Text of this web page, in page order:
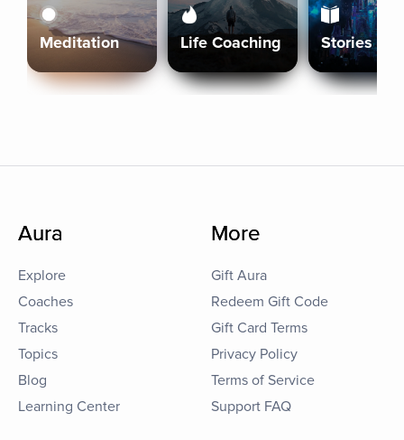
Meditation Life Coaching Stories
Aura
Explore
Coaches
Tracks
Topics
Blog
Learning Center
More
Gift Aura
Redeem Gift Code
Gift Card Terms
Privacy Policy
Terms of Service
Support FAQ